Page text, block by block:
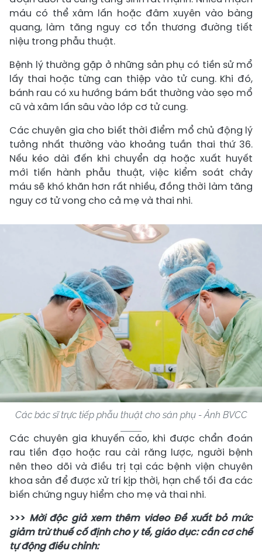
máu có thể xâm lấn hoặc đâm xuyên vào bàng
quang, làm tăng nguy cơ tổn thương đường tiết
niệu trong phẫu thuật.
Bệnh lý thường gặp ở những sản phụ có tiền sử mổ
lấy thai hoặc từng can thiệp vào tử cung. Khi đó,
bánh rau có xu hướng bám bất thường vào sẹo mổ
cũ và xâm lấn sâu vào lớp cơ tử cung.
Các chuyên gia cho biết thời điểm mổ chủ động lý
tưởng nhất thường vào khoảng tuần thai thứ 36.
Nếu kéo dài đến khi chuyển dạ hoặc xuất huyết
mới tiến hành phẫu thuật, việc kiểm soát chảy
máu sẽ khó khăn hơn rất nhiều, đồng thời làm tăng
nguy cơ tử vong cho cả mẹ và thai nhi.
Các bác sĩ trực tiếp phẫu thuật cho sản phụ - Ảnh BVCC
Các chuyên gia khuyến cáo, khi được chẩn đoán
rau tiền đạo hoặc rau cài răng lược, người bệnh
nên theo dõi và điều trị tại các bệnh viện chuyên
khoa sản để được xử trí kịp thời, hạn chế tối đa các
biến chứng nguy hiểm cho mẹ và thai nhi.
>>> Mời độc giả xem thêm video Đề xuất bỏ mức
giảm trừ thuế cố định cho y tế, giáo dục: cần cơ chế
tự động điều chỉnh: